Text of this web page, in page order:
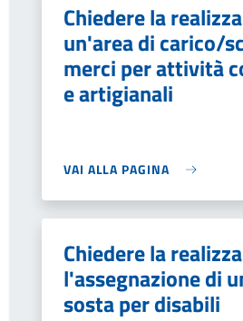
Chiedere la
un'area di carico/
merci per attività
e artigianali
VAI ALLA PAGINA
Chiedere la
l'assegnazione di
sosta per disabili